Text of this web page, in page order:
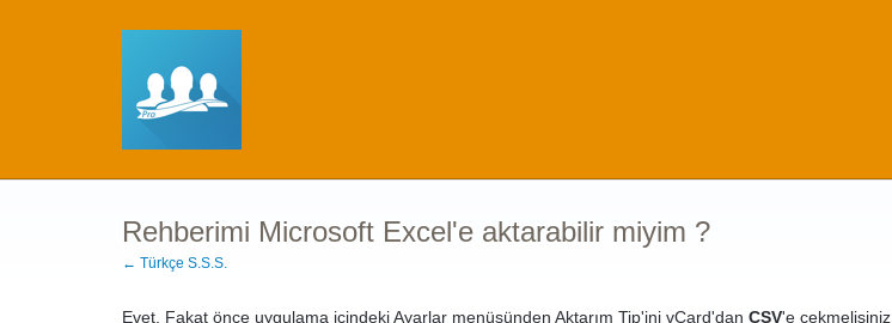
Rehberimi Microsoft Excel'e aktarabilir miyim ?
← Türkçe S.S.S.
Evet. Fakat önce uygulama içindeki Ayarlar menüsünden Aktarım Tip'ini vCard'dan CSV'e çekmelisiniz.